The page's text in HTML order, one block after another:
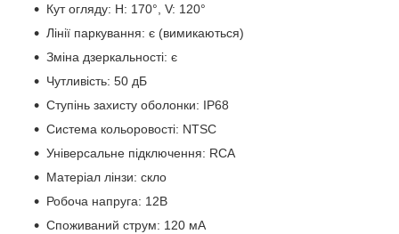
Кут огляду: H: 170°, V: 120°
Лінії паркування: є (вимикаються)
Зміна дзеркальності: є
Чутливість: 50 дБ
Ступінь захисту оболонки: IP68
Система кольоровості: NTSC
Універсальне підключення: RCA
Матеріал лінзи: скло
Робоча напруга: 12В
Споживаний струм: 120 мА